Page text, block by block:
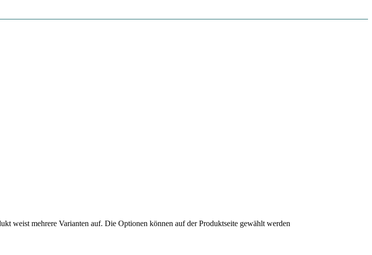
weist mehrere Varianten auf. Die Optionen können auf der Produktseite gewählt werden